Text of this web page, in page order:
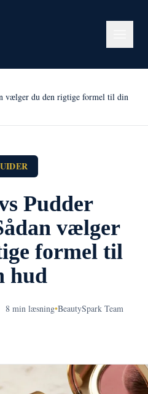
vælger du den rigtige formel til din
Pudder
vælger
formel til
hud
8 min læsning•BeautySpark Team